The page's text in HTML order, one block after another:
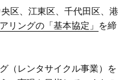
区、江東区、千代田区、港
リングの「基本協定」 を締
（レンタサイクル事業）を